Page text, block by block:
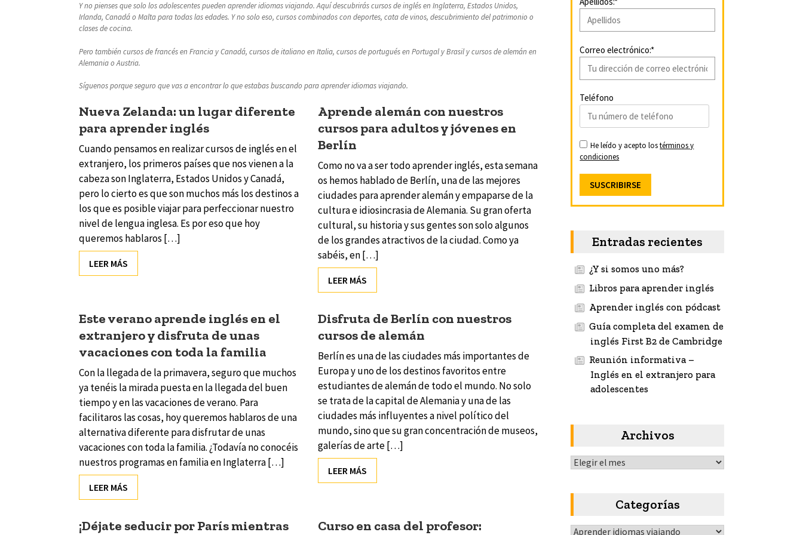
Y no pienses que solo los adolescentes pueden aprender idiomas viajando. Aquí descubrirás cursos de inglés en Inglaterra, Estados Unidos,
Irlanda, Canadá o Malta para todas las edades. Y no solo eso, cursos combinados con deportes, cata de vinos, descubrimiento del patrimonio o
clases de cocina.
Pero también cursos de francés en Francia y Canadá, cursos de italiano en Italia, cursos de portugués en Portugal y Brasil y cursos de alemán en
Alemania o Austria.
Síguenos porque seguro que vas a encontrar lo que estabas buscando para aprender idiomas viajando.
Nueva Zelanda: un lugar diferente
para aprender inglés
Cuando pensamos en realizar cursos de inglés en el
extranjero, los primeros países que nos vienen a la
cabeza son Inglaterra, Estados Unidos y Canadá,
pero lo cierto es que son muchos más los destinos a
los que es posible viajar para perfeccionar nuestro
nivel de lengua inglesa. Es por eso que hoy
queremos hablaros […]
LEER MÁS
Aprende alemán con nuestros
cursos para adultos y jóvenes en
Berlín
Como no va a ser todo aprender inglés, esta semana
os hemos hablado de Berlín, una de las mejores
ciudades para aprender alemán y empaparse de la
cultura e idiosincrasia de Alemania. Su gran oferta
cultural, su historia y sus gentes son solo algunos
de los grandes atractivos de la ciudad. Como ya
sabéis, en […]
LEER MÁS
Este verano aprende inglés en el
extranjero y disfruta de unas
vacaciones con toda la familia
Con la llegada de la primavera, seguro que muchos
ya tenéis la mirada puesta en la llegada del buen
tiempo y en las vacaciones de verano. Para
facilitaros las cosas, hoy queremos hablaros de una
alternativa diferente para disfrutar de unas
vacaciones con toda la familia. ¿Todavía no conocéis
nuestros programas en familia en Inglaterra […]
LEER MÁS
Disfruta de Berlín con nuestros
cursos de alemán
Berlín es una de las ciudades más importantes de
Europa y uno de los destinos favoritos entre
estudiantes de alemán de todo el mundo. No solo
se trata de la capital de Alemania y una de las
ciudades más influyentes a nivel político del
mundo, sino que su gran concentración de museos,
galerías de arte […]
LEER MÁS
¡Déjate seducir por París mientras
Curso en casa del profesor:
Correo electrónico:*
Teléfono
He leído y acepto lostérminos y
condiciones
Entradas recientes
¿Y si somos uno más?
Libros para aprender inglés
Aprender inglés con pódcast
Guía completa del examen de
inglés First B2 de Cambridge
Reunión informativa –
Inglés en el extranjero para
adolescentes
Archivos
Archivos
Categorías
Categorías